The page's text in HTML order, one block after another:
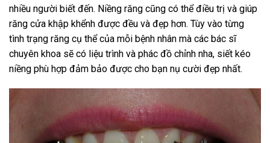
nhiều người biết đến. Niềng răng cũng có thể điều trị và giúp
răng cửa khập khểnh được đều và đẹp hơn. Tùy vào từng
tình trạng răng cụ thể của mỗi bệnh nhân mà các bác sĩ
chuyên khoa sẽ có liệu trình và phác đồ chỉnh nha, siết kéo
niềng phù hợp đảm bảo được cho bạn nụ cười đẹp nhất.